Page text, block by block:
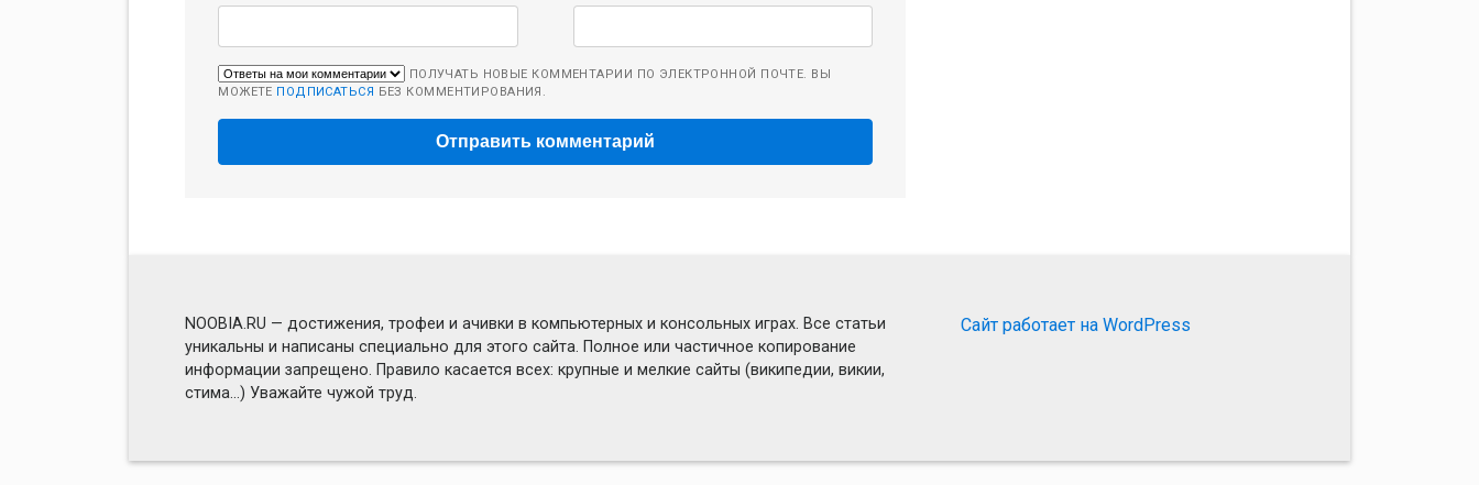
ПОЛУЧАТЬ НОВЫЕ КОММЕНТАРИИ ПО ЭЛЕКТРОННОЙ ПОЧТЕ. ВЫ
МОЖЕТЕ ПОДПИСАТЬСЯ БЕЗ КОММЕНТИРОВАНИЯ.
NOOBIA.RU — достижения, трофеи и ачивки в компьютерных и консольных играх. Все статьи
уникальны и написаны специально для этого сайта. Полное или частичное копирование
информации запрещено. Правило касается всех: крупные и мелкие сайты (википедии, викии,
стима...) Уважайте чужой труд.
Сайт работает на WordPress